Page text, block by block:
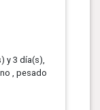
y 3 día(s),
, pesado